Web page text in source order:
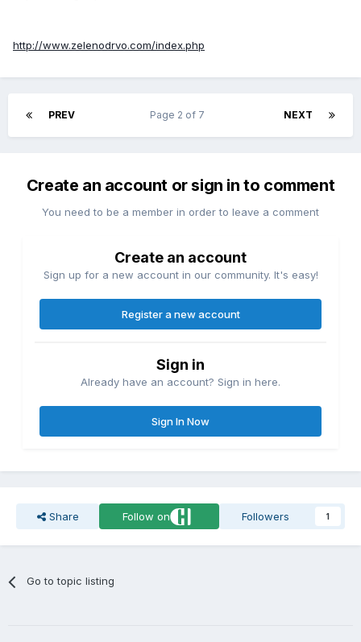
http://www.zelenodrvo.com/index.php
PREV NEXT
Page 2 of 7
Create an account or sign in to comment
You need to be a member in order to leave a comment
Create an account
Sign up for a new account in our community. It's easy!
Register a new account
Sign in
Already have an account? Sign in here.
Sign In Now
Share Follow on Followers 1
Go to topic listing